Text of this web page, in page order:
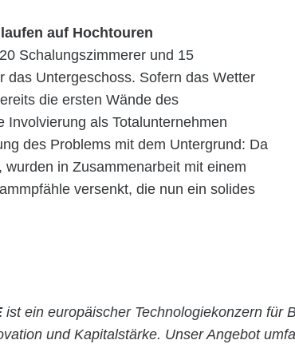
auf Hochtouren
Schalungszimmerer und 15
das Untergeschoss. Sofern das Wetter
die ersten Wände des
als Totalunternehmen
des Problems mit dem Untergrund: Da
in Zusammenarbeit mit einem
versenkt, die nun ein solides
ist ein europäischer Technologiekonzern für
und Kapitalstärke. Unser Angebot